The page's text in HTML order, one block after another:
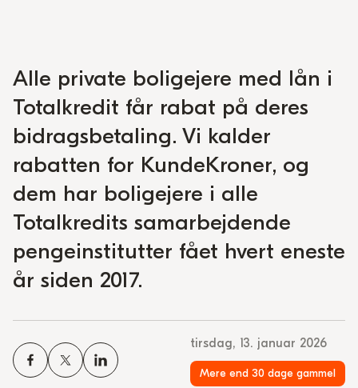
Alle private boligejere med lån i
Totalkredit får rabat på deres
bidragsbetaling. Vi kalder
rabatten for KundeKroner, og
dem har boligejere i alle
Totalkredits samarbejdende
pengeinstitutter fået hvert eneste
år siden 2017.
tirsdag, 13. januar 2026
Mere end 30 dage gammel